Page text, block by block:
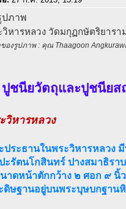
วิหารหลวง วัดมกุฏกษัตริยารา
องรูปภาพ : คุณ Thaagoon
ปูชนียวัตถุและปูชนียส
วิหารหลวง
ประธานในพระวิหารหลวง
ะรัตนโกสินทร์ ปางสมาธิรา
าดหน้าตักกว้าง ๒ ศอก ๙ นิ้
ดิษฐานอยู่บนพระบุษบกฐาน